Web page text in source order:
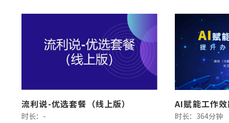
流利说-优选套餐（线上版）
时长：-
AI赋能工作
时长：364分钟